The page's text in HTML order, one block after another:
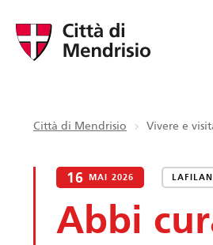
Città di Mendrisio Vivere e
16 MAI 2026
Abbi